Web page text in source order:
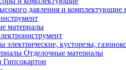
давления и комплектующие
материалы
электрические, кусторезы,
Отделочные материалы
Гипсокартон